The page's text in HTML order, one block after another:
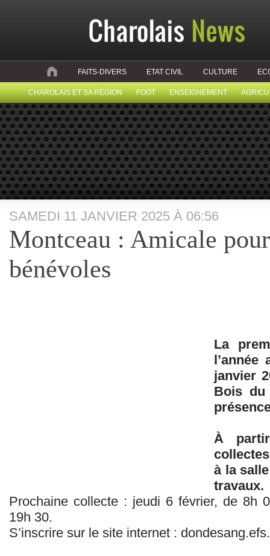
FAITS-DIVERS ETAT CIVIL CULTURE
CHAROLAIS ET SA RÉGION FOOT ENSEIGNEMENT
SAMEDI 11 JANVIER 2025 À 06:56
Montceau : Amicale
bénévoles
La
janvier
Bois du
À
à la
travaux.
Prochaine collecte : jeudi 6 février, de
19h 30.
S’inscrire sur le site internet :